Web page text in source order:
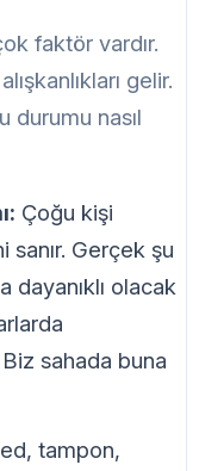
faktör vardır.
gelir.
durumu nasıl
Çoğu kişi
sanır. Gerçek şu
dayanıklı olacak
Biz sahada buna
tampon,